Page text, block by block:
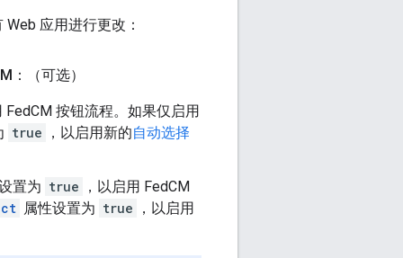
应用进行更改：
：（可选）
按钮流程。如果仅启用
true ，以启用新的自动选择
置为 true
，以启用 FedCM
属性设置为 true ，以启用